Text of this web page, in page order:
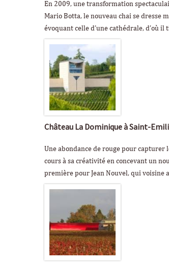
En 2009, une transformation
Mario Botta, le nouveau chai se dresse
évoquant celle d’une cathédrale, d’où il
Château La Dominique à Saint-
Une abondance de rouge pour
cours à sa créativité en concevant un
première pour Jean Nouvel, qui voisine